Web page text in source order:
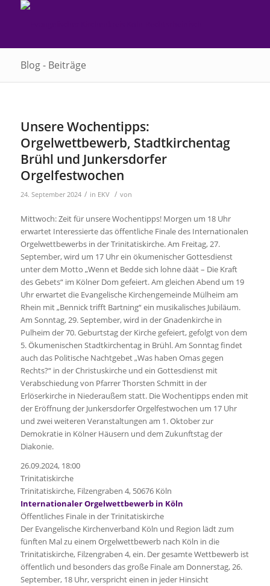
Blog - Beiträge
Unsere Wochentipps:
Orgelwettbewerb, Stadtkirchentag
Brühl und Junkersdorfer
Orgelfestwochen
24. September 2024 / in EKV / von
Mittwoch: Zeit für unsere Wochentipps! Morgen um 18 Uhr
erwartet Interessierte das öffentliche Finale des Internationalen
Orgelwettbewerbs in der Trinitatiskirche. Am Freitag, 27.
September, wird um 17 Uhr ein ökumenischer Gottesdienst
unter dem Motto „Wenn et Bedde sich lohne däät – Die Kraft
des Gebets“ im Kölner Dom gefeiert. Am gleichen Abend um 19
Uhr erwartet die Evangelische Kirchengemeinde Mülheim am
Rhein mit „Bennick trifft Bartning“ ein musikalisches Jubiläum.
Am Sonntag, 29. September, wird in der Gnadenkirche in
Pulheim der 70. Geburtstag der Kirche gefeiert, gefolgt von dem
5. Ökumenischen Stadtkirchentag in Brühl. Am Sonntag findet
auch das Politische Nachtgebet „Was haben Omas gegen
Rechts?“ in der Christuskirche und ein Gottesdienst mit
Verabschiedung von Pfarrer Thorsten Schmitt in der
Erlöserkirche in Niederaußem statt. Die Wochentipps enden mit
der Eröffnung der Junkersdorfer Orgelfestwochen um 17 Uhr
und zwei weiteren Veranstaltungen am 1. Oktober zur
Demokratie in Kölner Häusern und dem Zukunftstag der
Diakonie.
26.09.2024, 18:00
Trinitatiskirche
Trinitatiskirche, Filzengraben 4, 50676 Köln
Internationaler Orgelwettbewerb in Köln
Öffentliches Finale in der Trinitatiskirche
Der Evangelische Kirchenverband Köln und Region lädt zum
fünften Mal zu einem Orgelwettbewerb nach Köln in die
Trinitatiskirche, Filzengraben 4, ein. Der gesamte Wettbewerb ist
öffentlich und besonders das große Finale am Donnerstag, 26.
September, 18 Uhr, verspricht einen in jeder Hinsicht